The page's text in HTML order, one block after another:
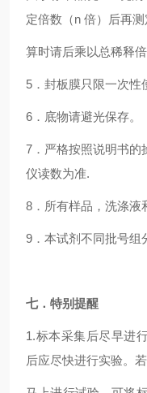
定倍数（n 倍）后再
算时请后乘以总稀释倍
5．封板膜只限一次性
6．底物请避光保存。
7．严格按照说明书的
仪读数为准.
8．所有样品，洗涤液
9．本试剂不同批号组
七．特别提醒
1.标本采集后尽早进
后应尽快进行实验。